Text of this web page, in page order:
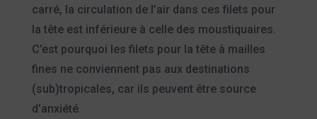
carré, la circulation de l’air dans ces filets pour
la tête est inférieure à celle des moustiquaires.
C’est pourquoi les filets pour la tête à mailles
fines ne conviennent pas aux destinations
(sub)tropicales, car ils peuvent être source
d’anxiété.